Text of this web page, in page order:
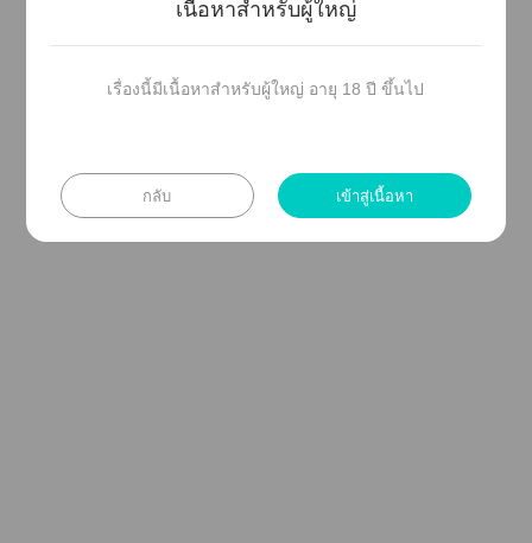
ติดาข่าวาางเจ
เนื้อหาสำหรับผู้ใหญ่
เรื่องนี้มีเนื้อหาสำหรับผู้ใหญ่ อายุ 18 ปี ขึ้นไป
กลับ เข้าสู่เนื้อหา